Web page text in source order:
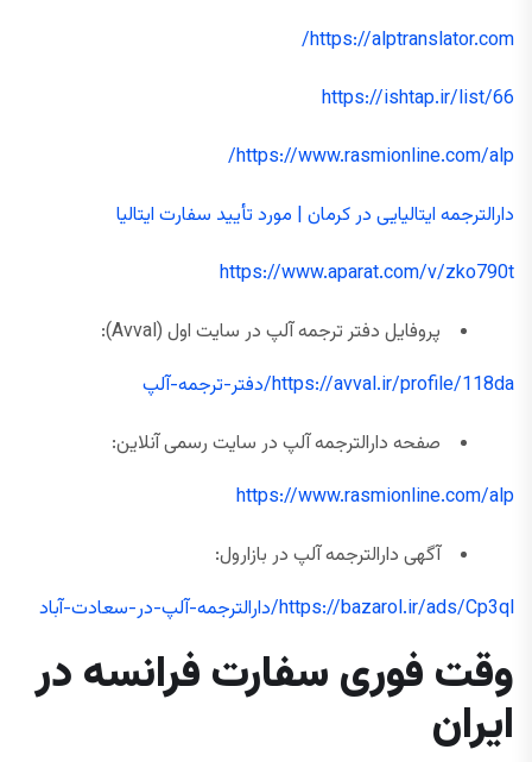
https://alptranslator.com/
https://ishtap.ir/list/66
https://www.rasmionline.com/alp/
دارالترجمه ایتالیایی در کرمان | مورد تأیید سفارت ایتالیا
https://www.aparat.com/v/zko790t
پروفایل دفتر ترجمه آلپ در سایت اول (Avval):
https://avval.ir/profile/118da/دفتر-ترجمه-آلپ
صفحه دارالترجمه آلپ در سایت رسمی آنلاین:
https://www.rasmionline.com/alp
آگهی دارالترجمه آلپ در بازارول:
https://bazarol.ir/ads/Cp3ql/دارالترجمه-آلپ-در-سعادت-آباد
وقت فوری سفارت فرانسه در
ایران